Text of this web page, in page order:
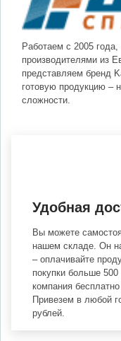
Работаем с 2005
производителями из
представляем бренд
готовую продукцию –
сложности.
Удобная
Вы можете
нашем складе. Он
– оплачивайте
покупки больше
компания
Привезем в любой
рублей.